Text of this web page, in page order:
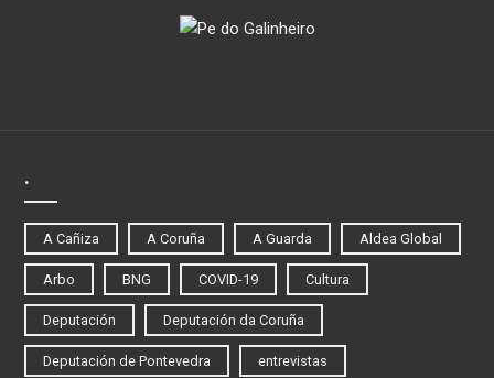
.
A Cañiza A Coruña A Guarda Aldea Global
Arbo BNG COVID-19 Cultura
Deputación Deputación da Coruña
Deputación de Pontevedra entrevistas